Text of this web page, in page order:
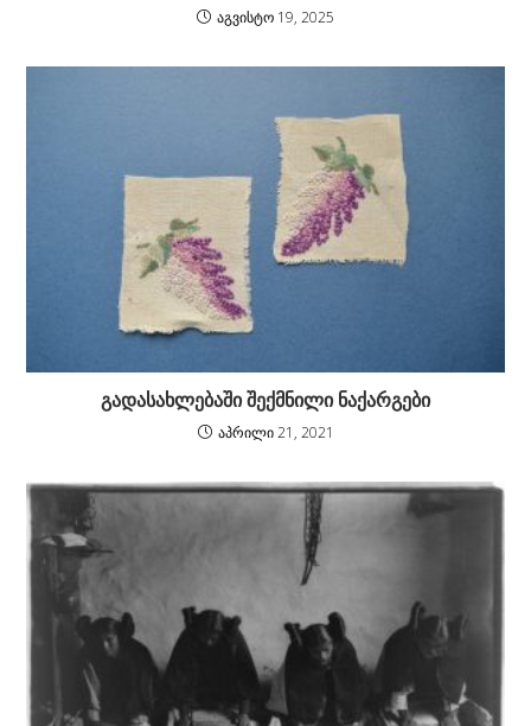
აგვისტო 19, 2025
გადასახლებაში შექმნილი ნაქარგები
აპრილი 21, 2021